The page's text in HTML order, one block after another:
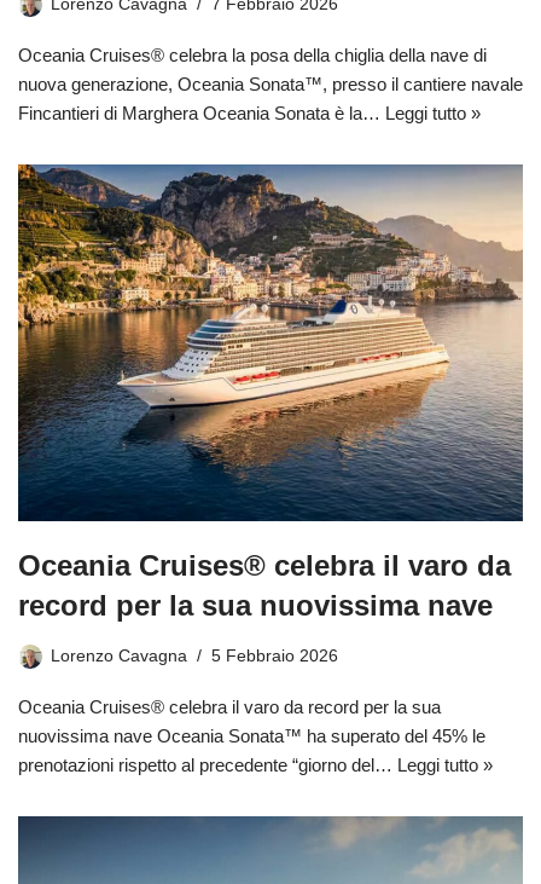
Lorenzo Cavagna 7 Febbraio 2026
Oceania Cruises® celebra la posa della chiglia della nave di
nuova generazione, Oceania Sonata™, presso il cantiere navale
Fincantieri di Marghera Oceania Sonata è la… Leggi tutto »
Oceania Cruises® celebra il varo da
record per la sua nuovissima nave
Lorenzo Cavagna 5 Febbraio 2026
Oceania Cruises® celebra il varo da record per la sua
nuovissima nave Oceania Sonata™ ha superato del 45% le
prenotazioni rispetto al precedente “giorno del… Leggi tutto »